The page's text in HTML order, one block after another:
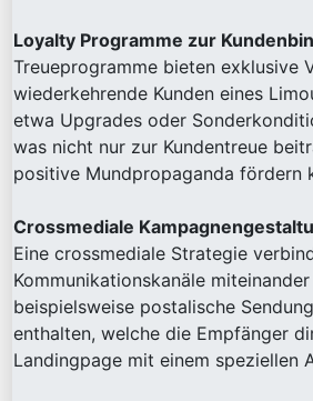
Loyalty Programme zur
Treueprogramme bieten exklusive
wiederkehrende Kunden eines
etwa Upgrades oder
was nicht nur zur Kundentreue
positive Mundpropaganda fördern
Crossmediale
Eine crossmediale Strategie
Kommunikationskanäle
beispielsweise postalische
enthalten, welche die Empfänger
Landingpage mit einem speziellen